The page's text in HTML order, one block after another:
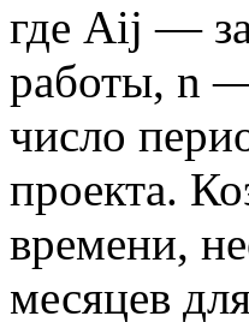
где Аij —
работы, n
число
проекта.
времени,
месяцев